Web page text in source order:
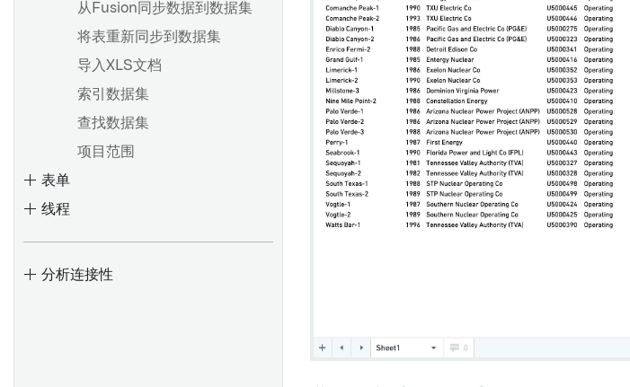
以Pipeline Builder格式导出
Contour逻辑
概述
使用表达式面板
语法和支持的函数
导入或导出对象集
筛选对象集
导入关联对象
钻取对象集
使用图表选择深入分析对象
可视化时间序列
变换时间序列
多节点模板
建议模板
概述
Code Workbook 配置文件
查看已解析的环境
会话历史记录和会话固定
故障排除指南
从模板生成并导出文档
导出现有的Notepad文档
锚链接
资源链接
当前日期
图片
与他人分享报告
在报告中协作
以PDF或PowerPoint格式导出
将报告文本复制为Markdown
格式
以CSV格式导出面板数据
从Fusion同步数据到数据集
将表重新同步到数据集
导入XLS文档
索引数据集
查找数据集
项目范围
表单
验证器
线程
分析连接性